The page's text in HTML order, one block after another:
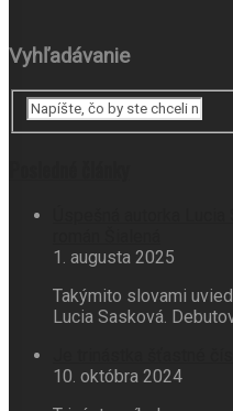
Vyhľadávanie
1. augusta 2025
Takýmito slovami
Lucia Sasková.
10. októbra 2024